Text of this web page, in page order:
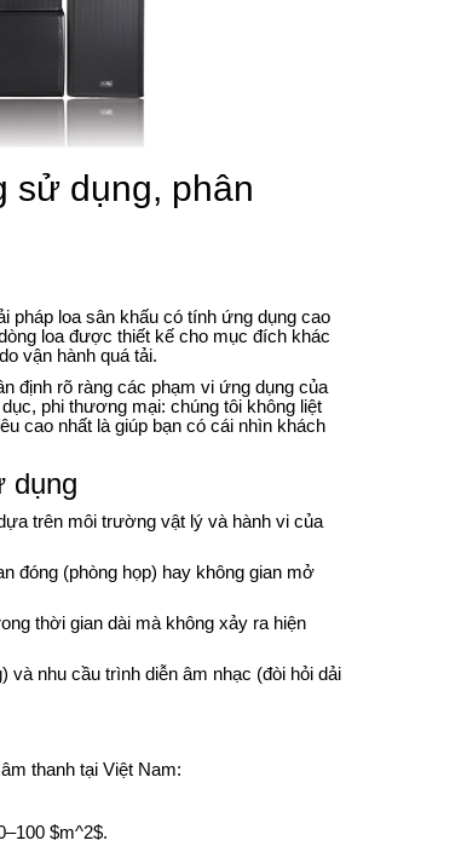
sử dụng, phân
pháp loa sân khấu có tính ứng dụng cao
loa được thiết kế cho mục đích khác
vận hành quá tải.
định rõ ràng các phạm vi ứng dụng của
phi thương mại: chúng tôi không liệt
cao nhất là giúp bạn có cái nhìn khách
dụng
trên môi trường vật lý và hành vi của
đóng (phòng họp) hay không gian mở
thời gian dài mà không xảy ra hiện
và nhu cầu trình diễn âm nhạc (đòi hỏi dải
thanh tại Việt Nam:
$m^2$.